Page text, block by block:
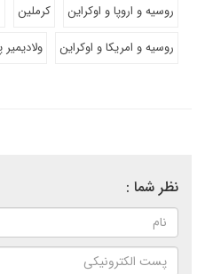
روسیه و اروپا و اوکراین
کرملین
روسیه و امریکا و اوکراین
نظر شما :